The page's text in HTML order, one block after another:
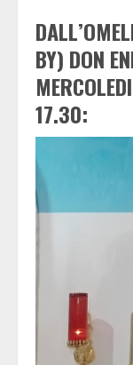
BY) DON
17.30: